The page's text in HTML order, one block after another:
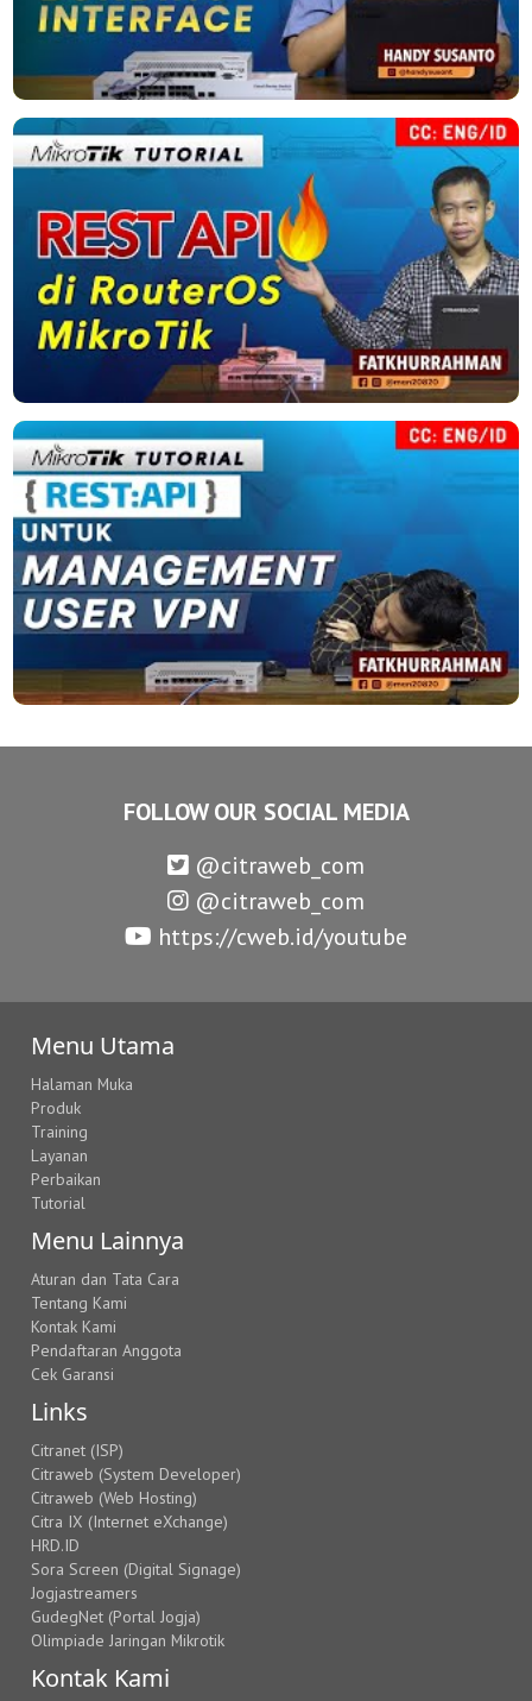
FOLLOW OUR SOCIAL MEDIA
@citraweb_com
@citraweb_com
https://cweb.id/youtube
Menu Utama
Halaman Muka
Produk
Training
Layanan
Perbaikan
Tutorial
Menu Lainnya
Aturan dan Tata Cara
Tentang Kami
Kontak Kami
Pendaftaran Anggota
Cek Garansi
Links
Citranet (ISP)
Citraweb (System Developer)
Citraweb (Web Hosting)
Citra IX (Internet eXchange)
HRD.ID
Sora Screen (Digital Signage)
Jogjastreamers
GudegNet (Portal Jogja)
Olimpiade Jaringan Mikrotik
Kontak Kami